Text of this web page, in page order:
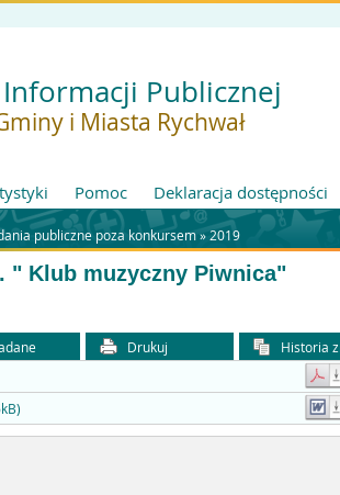
Publicznej
i Miasta Rychwał
Pomoc Deklaracja dostępności
publiczne poza konkursem» 2019
" Klub muzyczny Piwnica"
Drukuj
Historia